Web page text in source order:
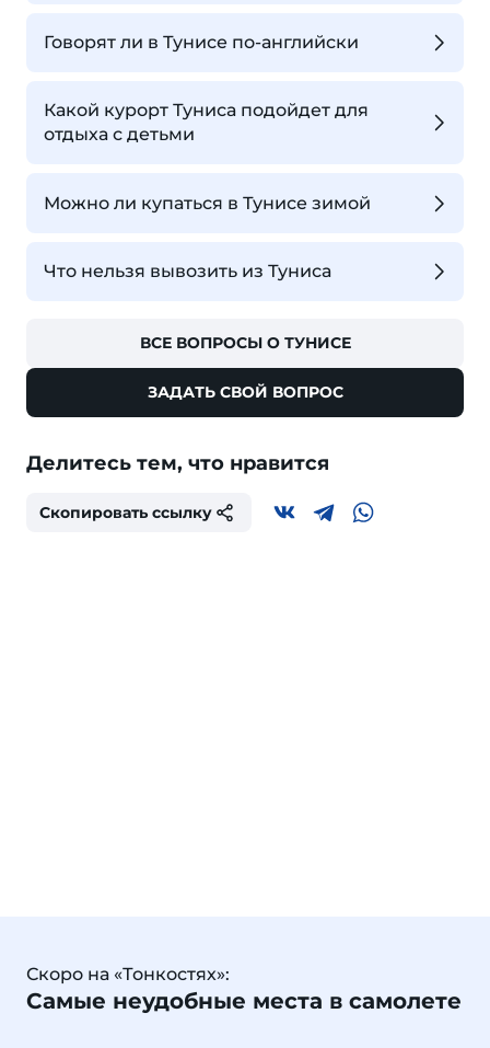
Говорят ли в Тунисе по-английски
Какой курорт Туниса подойдет для
отдыха с детьми
Можно ли купаться в Тунисе зимой
Что нельзя вывозить из Туниса
ВСЕ ВОПРОСЫ О ТУНИСЕ
ЗАДАТЬ СВОЙ ВОПРОС
Делитесь тем, что нравится
Скопировать ссылку
Скоро на «Тонкостях»:
Самые неудобные места в самолете